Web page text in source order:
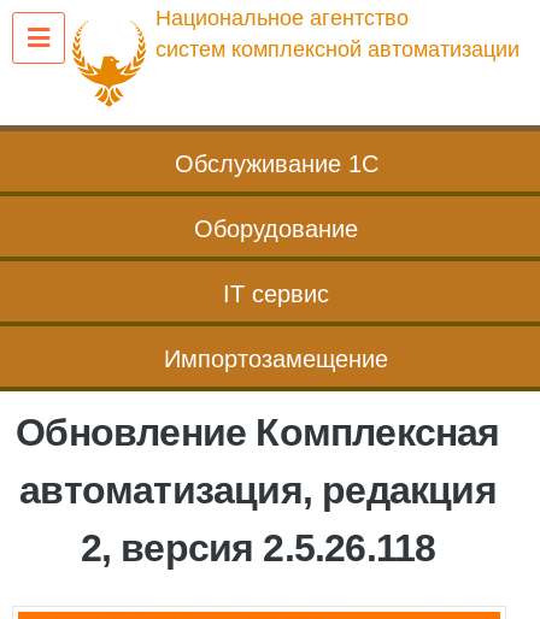
Перейти
содержанию
Национальное агентство
систем комплексной автоматизации
Обслуживание 1С
Оборудование
IT сервис
Импортозамещение
Обновление Комплексная
автоматизация, редакция
2, версия 2.5.26.118